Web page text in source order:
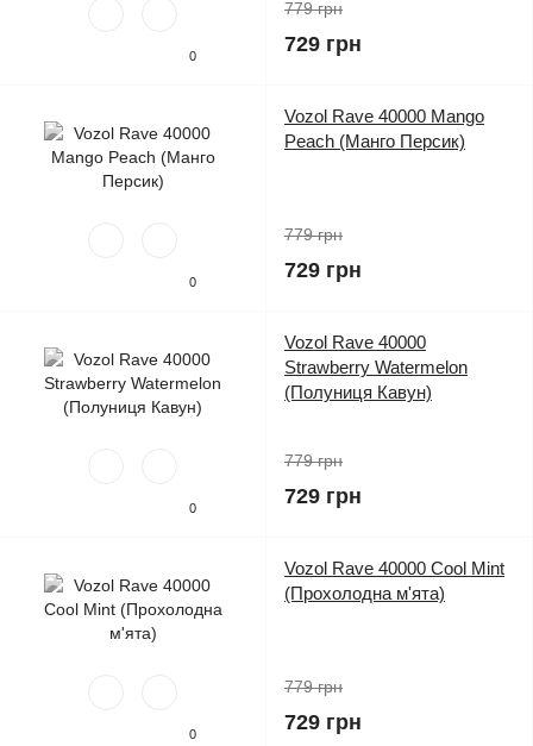
0
779 грн
729 грн
0
Vozol Rave 40000 Mango
Peach (Манго Персик)
779 грн
729 грн
0
Vozol Rave 40000
Strawberry Watermelon
(Полуниця Кавун)
779 грн
729 грн
0
Vozol Rave 40000 Cool Mint
(Прохолодна м'ята)
779 грн
729 грн